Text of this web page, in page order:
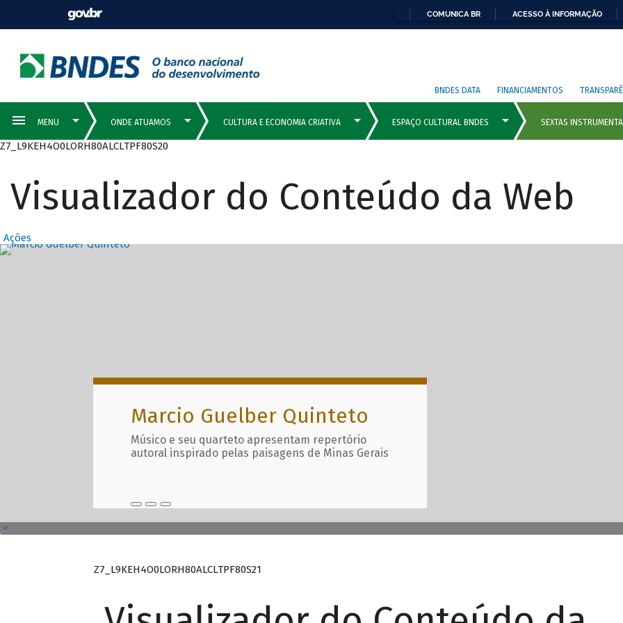
COMUNICA BR ACESSO À INFORMAÇÃO
BNDES DATA FINANCIAMENTOS
Z7_L9KEH4O0LORH80ALCLTPF80S20
Visualizador do Conteúdo da Web
Ações
Destaques Principais com
Marcio Guelber Quinteto
Músico e seu quarteto apresentam repertório
autoral inspirado pelas paisagens de Minas Gerais
Z7_L9KEH4O0LORH80ALCLTPF80S21